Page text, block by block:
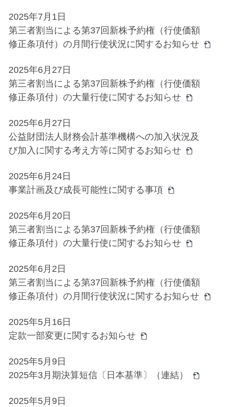
2025年7月1日
第三者割当による第37回新株予約権（行使価額
修正条項付）の月間行使状況に関するお知らせ
2025年6月27日
第三者割当による第37回新株予約権（行使価額
修正条項付）の大量行使に関するお知らせ
2025年6月27日
公益財団法人財務会計基準機構への加入状況及
び加入に関する考え方等に関するお知らせ
2025年6月24日
事業計画及び成⻑可能性に関する事項
2025年6月20日
第三者割当による第37回新株予約権（行使価額
修正条項付）の大量行使に関するお知らせ
2025年6月2日
第三者割当による第37回新株予約権（行使価額
修正条項付）の月間行使状況に関するお知らせ
2025年5月16日
定款一部変更に関するお知らせ
2025年5月9日
2025年3月期決算短信〔日本基準〕（連結）
2025年5月9日